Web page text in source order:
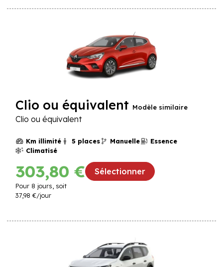
Clio ou équivalent Modèle similaire
Clio ou équivalent
Km illimité 5 places Manuelle
Essence
Climatisé
303,80 €
Pour 8 jours, soit
37,98 €/jour
Sélectionner